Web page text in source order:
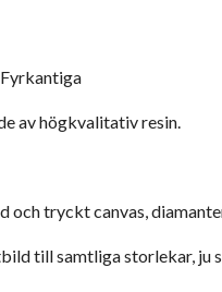
av högkvalitativ resin.
och tryckt canvas,
till samtliga storlekar, ju